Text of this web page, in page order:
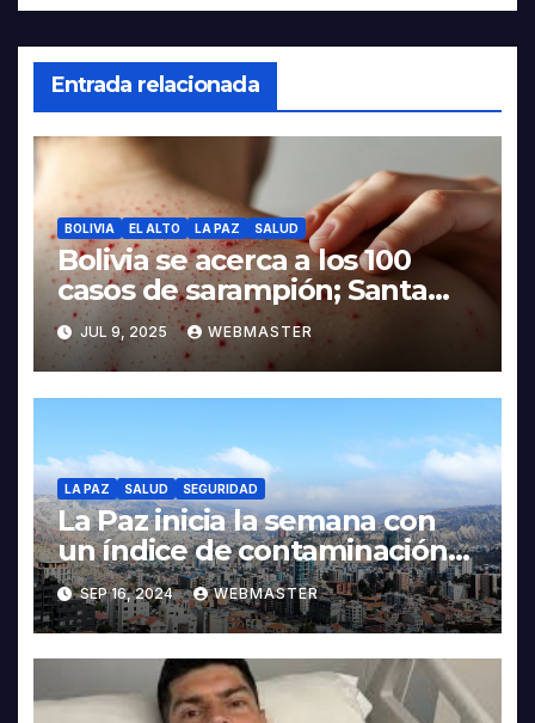
Entrada relacionada
BOLIVIA EL ALTO LA PAZ SALUD
Bolivia se acerca a los 100
casos de sarampión; Santa
Cruz, Potosí y La Paz suman
contagios
JUL 9, 2025 WEBMASTER
LA PAZ SALUD SEGURIDAD
La Paz inicia la semana con
un índice de contaminación
‘regular’
SEP 16, 2024 WEBMASTER